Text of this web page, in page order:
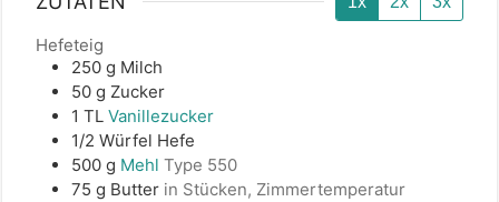
Hefeteig
250 g Milch
50 g Zucker
1 TL Vanillezucker
1/2 Würfel Hefe
500 g Mehl Type 550
75 g Butter in Stücken, Zimmertemperatur